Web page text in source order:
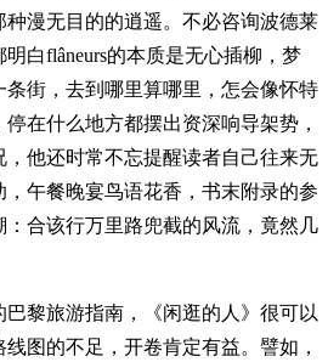
漫无目的的逍遥。不必咨询波德莱
白flâneurs的本质是无心插柳，梦
街，去到哪里算哪里，怎会像怀特
在什么地方都摆出资深响导架势，
他还时常不忘提醒读者自己往来无
午餐晚宴鸟语花香，书末附录的参
合该行万里路兜截的风流，竟然几
黎旅游指南，《闲逛的人》很可以
图的不足，开卷肯定有益。譬如，